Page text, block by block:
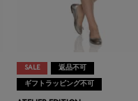
SALE 返品不可
ギフトラッピング不可